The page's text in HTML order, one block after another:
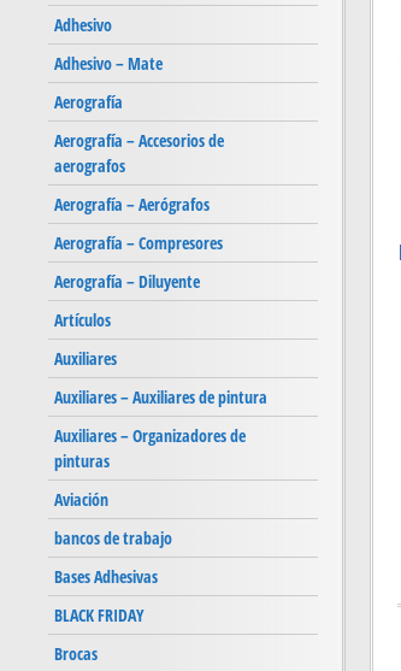
Adhesivo
Adhesivo – Mate
Aerografía
Aerografía – Accesorios de
aerografos
Aerografía – Aerógrafos
Aerografía – Compresores
Aerografía – Diluyente
Artículos
Auxiliares
Auxiliares – Auxiliares de pintura
Auxiliares – Organizadores de
pinturas
Aviación
bancos de trabajo
Bases Adhesivas
BLACK FRIDAY
Brocas